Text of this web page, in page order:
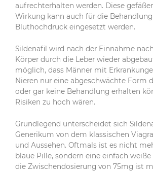
aufrechterhalten werden. Diese
Wirkung kann auch für die
Bluthochdruck eingesetzt werden.
Sildenafil wird nach der Einnahme
Körper durch die Leber wieder
möglich, dass Männer mit
Nieren nur eine abgeschwächte Form
oder gar keine Behandlung erhalten
Risiken zu hoch wären.
Grundlegend unterscheidet sich
Generikum von dem klassischen
und Aussehen. Oftmals ist es nicht
blaue Pille, sondern eine einfach
die Zwischendosierung von 75mg ist